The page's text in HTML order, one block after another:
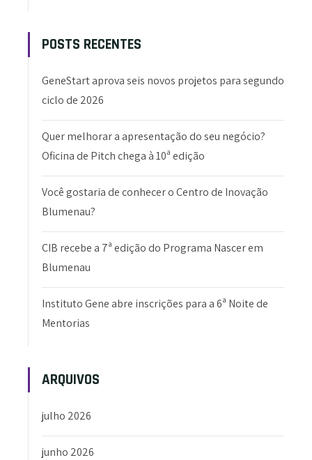
POSTS RECENTES
GeneStart aprova seis novos projetos para segundo
ciclo de 2026
Quer melhorar a apresentação do seu negócio?
Oficina de Pitch chega à 10ª edição
Você gostaria de conhecer o Centro de Inovação
Blumenau?
CIB recebe a 7ª edição do Programa Nascer em
Blumenau
Instituto Gene abre inscrições para a 6ª Noite de
Mentorias
ARQUIVOS
julho 2026
junho 2026